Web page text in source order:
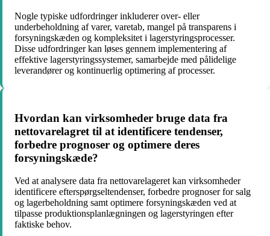
Nogle typiske udfordringer inkluderer over- eller
underbeholdning af varer, varetab, mangel på transparens i
forsyningskæden og kompleksitet i lagerstyringsprocesser.
Disse udfordringer kan løses gennem implementering af
effektive lagerstyringssystemer, samarbejde med pålidelige
leverandører og kontinuerlig optimering af processer.
Hvordan kan virksomheder bruge data fra
nettovarelagret til at identificere tendenser,
forbedre prognoser og optimere deres
forsyningskæde?
Ved at analysere data fra nettovarelageret kan virksomheder
identificere efterspørgseltendenser, forbedre prognoser for salg
og lagerbeholdning samt optimere forsyningskæden ved at
tilpasse produktionsplanlægningen og lagerstyringen efter
faktiske behov.